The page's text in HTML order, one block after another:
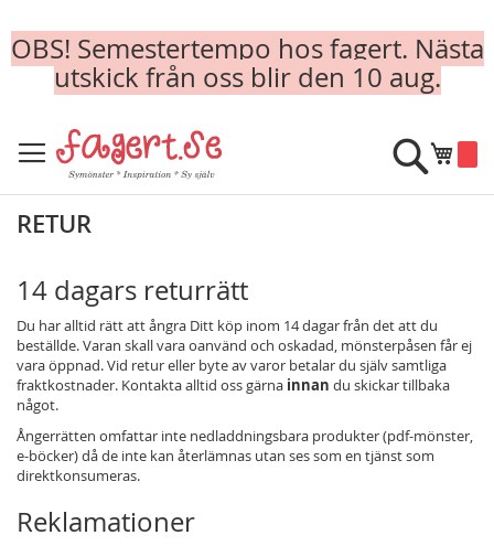
OBS! Semestertempo hos fagert. Nästa
utskick från oss blir den 10 aug.
to
Content
Min
Sök
RETUR
14 dagars returrätt
Du har alltid rätt att ångra Ditt köp inom 14 dagar från det att du
beställde. Varan skall vara oanvänd och oskadad, mönsterpåsen får ej
vara öppnad. Vid retur eller byte av varor betalar du själv samtliga
fraktkostnader. Kontakta alltid oss gärna innan du skickar tillbaka
något.
Ångerrätten omfattar inte nedladdningsbara produkter (pdf-mönster,
e-böcker) då de inte kan återlämnas utan ses som en tjänst som
direktkonsumeras.
Reklamationer